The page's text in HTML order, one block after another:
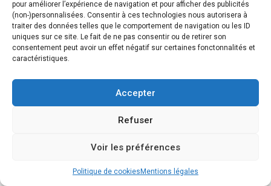
pour améliorer l’expérience de navigation et pour afficher des publicités
(non-)personnalisées. Consentir à ces technologies nous autorisera à
traiter des données telles que le comportement de navigation ou les ID
uniques sur ce site. Le fait de ne pas consentir ou de retirer son
consentement peut avoir un effet négatif sur certaines fonctonnalités et
caractéristiques.
Accepter
Refuser
Voir les préférences
Politique de cookies Mentions légales
du véhicule.L’installation ne pourrait être plus simple :
le ,mécanisme PowerClick ,facilite le montage en un tour
de main. Un clic sonore vous assure que l’ensemble est
solidement fixé.Pour ,sécuriser vos effets personnels,
le ,système SlideLock ,verrouille automatiquement le
dépassant les exigences de sécurité standard pour vous
garantir un transport fiable de vos affaires.Sa ,taille
XXL ,vous permettra d'emmener tout ce dont vous avez